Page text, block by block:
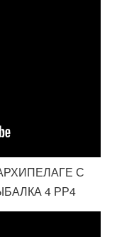
С
4 РР4